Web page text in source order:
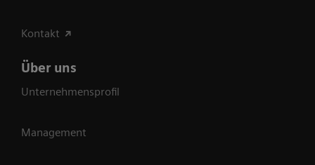
Kontakt
Über uns
Unternehmensprofil
Management